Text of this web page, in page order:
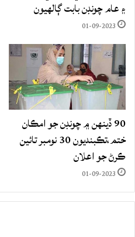
۽ عام چونڊن بابت ڳالهيون
01-09-2023
90 ڏينهن ۾ چونڊن جو امڪان
ختم،تڪبنديون 30 نومبر تائين
ڪرڻ جو اعلان
01-09-2023